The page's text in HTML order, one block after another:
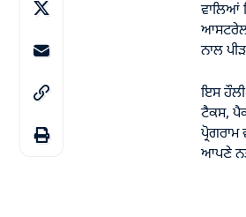
ਵਾਲਿਆਂ
ਨਾਲ
ਇਸ
ਟੈਕਸ,
ਆਪਣੇ